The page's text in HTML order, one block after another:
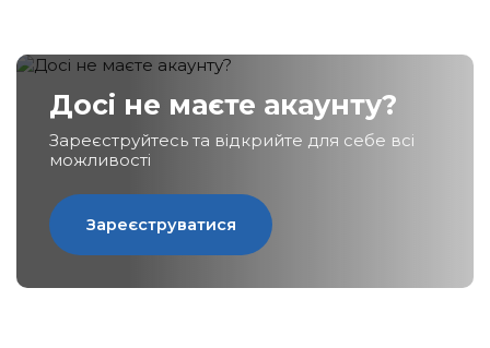
Досі не маєте акаунту?
Зареєструйтесь та відкрийте для себе всі
можливості